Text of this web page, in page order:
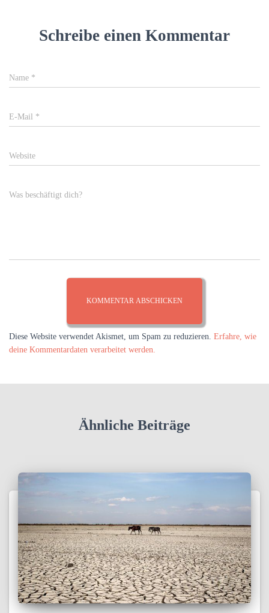
Schreibe einen Kommentar
Name *
E-Mail *
Website
Was beschäftigt dich?
Diese Website verwendet Akismet, um Spam zu reduzieren. Erfahre, wie
deine Kommentardaten verarbeitet werden.
Ähnliche Beiträge